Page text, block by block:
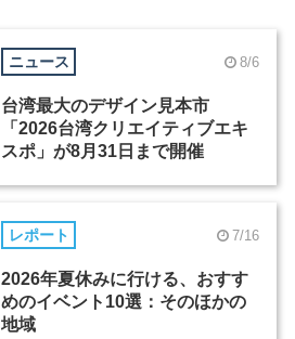
ニュース 8/6
台湾最大のデザイン見本市
「2026台湾クリエイティブエキ
スポ」が8月31日まで開催
レポート 7/16
2026年夏休みに行ける、おすす
めのイベント10選：そのほかの
地域